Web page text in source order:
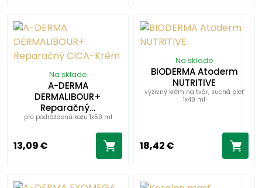
Na sklade
A-DERMA
DERMALIBOUR+
Reparačný…
pre podráždenú kožu 1x50 ml
13,09 €
Na sklade
BIODERMA Atoderm
NUTRITIVE
výživný krém na tvár, suchá pleť
1x40 ml
18,42 €